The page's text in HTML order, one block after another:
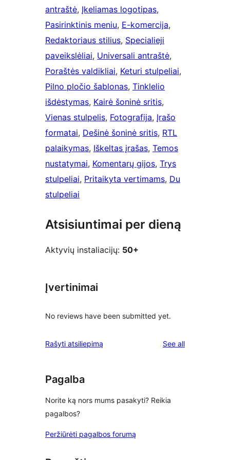
antraštė, Įkeliamas logotipas
Pasirinktinis meniu, E-komercija
Redaktoriaus stilius, Specialieji
paveikslėliai, Universali antraštė
Poraštės valdikliai, Keturi stulpeliai
Pilno pločio šablonas, Tinklelio
išdėstymas, Kairė šoninė sritis
Vienas stulpelis, Fotografija, Įrašo
formatai, Dešinė šoninė sritis, RTL
palaikymas, Iškeltas įrašas, Temos
nustatymai, Komentarų gijos, Trys
stulpeliai, Pritaikyta vertimams, Du
stulpeliai
Atsisiuntimai per dieną
Aktyvių instaliacijų: 50+
Įvertinimai
No reviews have been submitted yet.
Rašyti atsiliepimą See allreviews
Pagalba
Norite ką nors mums pasakyti? Reikia
pagalbos?
Peržiūrėti pagalbos forumą